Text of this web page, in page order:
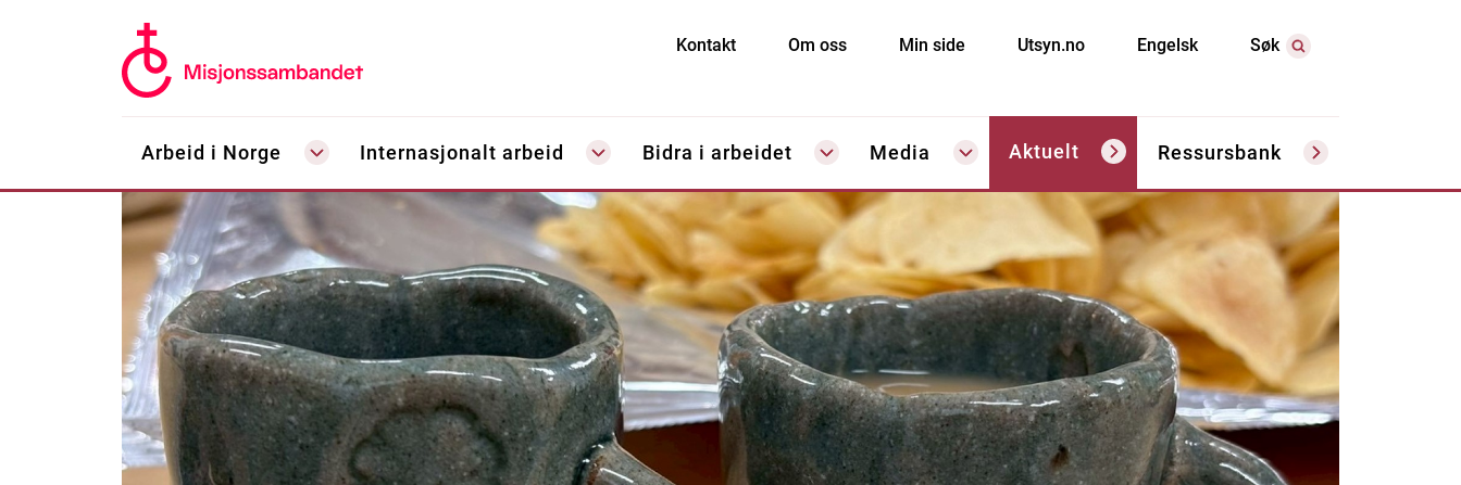
Kontakt Om oss Min side Utsyn.no Engelsk Søk
Arbeid i Norge Internasjonalt arbeid Bidra i arbeidet Media Aktuelt Ressursbank